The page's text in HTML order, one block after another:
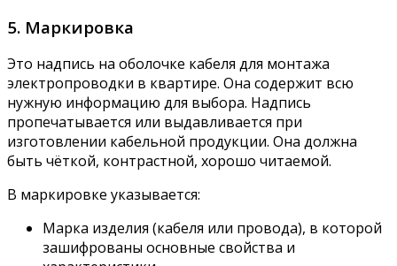
5. Маркировка
Это надпись на оболочке кабеля для монтажа
электропроводки в квартире. Она содержит всю
нужную информацию для выбора. Надпись
пропечатывается или выдавливается при
изготовлении кабельной продукции. Она должна
быть чёткой, контрастной, хорошо читаемой.
В маркировке указывается:
Марка изделия (кабеля или провода), в которой
зашифрованы основные свойства и